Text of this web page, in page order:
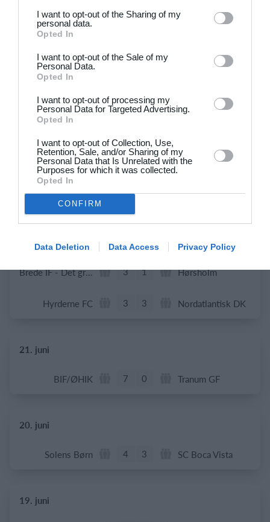
I want to opt-out of the Sharing of my
personal data.
Opted In
I want to opt-out of the Sale of my
Personal Data.
Opted In
I want to opt-out of processing my
Personal Data for Targeted Advertising.
Opted In
I want to opt-out of Collection, Use,
Retention, Sale, and/or Sharing of my
Personal Data that Is Unrelated with the
Purposes for which it was collected.
Opted In
CONFIRM
Data Deletion Data Access Privacy Policy
24. juni
Stavtrup
De grønne bude Stokehagen
B82-Fodbold-Fitness-U50 6 0 Modstander
22. juni
FC Internationale (Superveteran)
Brede IF - Det grå guld 3 1 Hørsholm
Hyrderne FC 3 3 Nordatlantisk DK
21. juni
BIF/ØHIK 7 0 Tranum GF
20. juni
Solens Børn 4 3 SC Boca Vista
19. juni